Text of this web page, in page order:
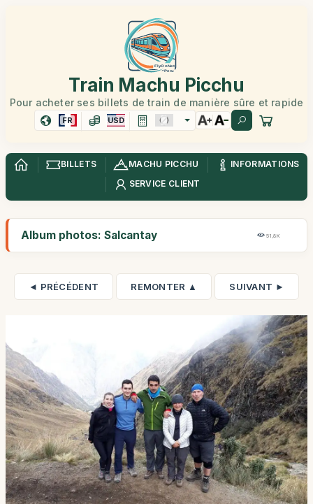
Train Machu Picchu
Pour acheter ses billets de train de manière sûre et rapide
FR USD
BILLETS MACHU PICCHU
INFORMATIONS
SERVICE CLIENT
Album photos: Salcantay 51,8K
◄ PRÉCÉDENT REMONTER ▲ SUIVANT ►